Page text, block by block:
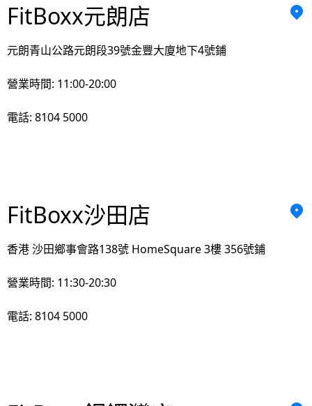
FitBoxx元朗店
元朗青山公路元朗段39號金豐大廈地下4號鋪
營業時間: 11:00-20:00
電話: 8104 5000
FitBoxx沙田店
香港 沙田鄉事會路138號 HomeSquare 3樓 356號鋪
營業時間: 11:30-20:30
電話: 8104 5000